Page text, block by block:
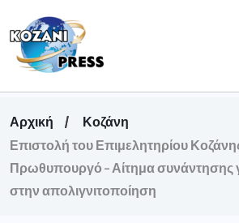
Αρχική
Κοζάνη
Επιστολή του Επιμελητηρίου
Πρωθυπουργό – Αίτημα συνάντησης
στην απολιγνιτοποίηση